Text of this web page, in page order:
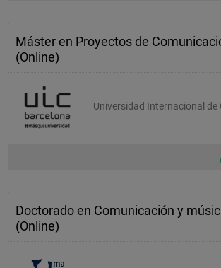
Máster en Proyectos de
(Online)
Universidad Internacional de
Doctorado en Comunicación y
(Online)